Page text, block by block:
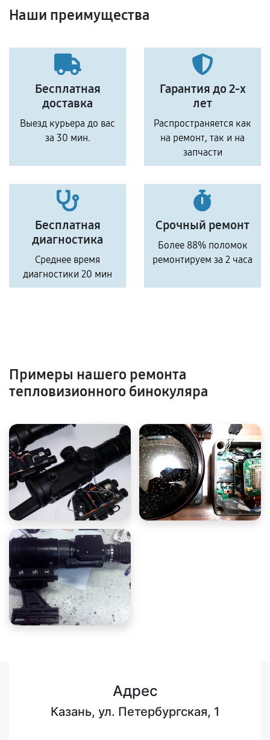
Наши преимущества
Бесплатная
доставка
Выезд курьера до вас
за 30 мин.
Гарантия до 2-х
лет
Распространяется как
на ремонт, так и на
запчасти
Бесплатная
диагностика
Среднее время
диагностики 20 мин
Срочный ремонт
Более 88% поломок
ремонтируем за 2 часа
Примеры нашего ремонта
тепловизионного бинокуляра
Адрес
Казань, ул. Петербургская, 1